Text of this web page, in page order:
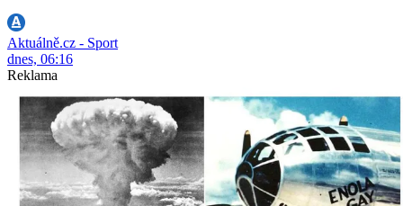
Aktuálně.cz - Sport
dnes, 06:16
Reklama